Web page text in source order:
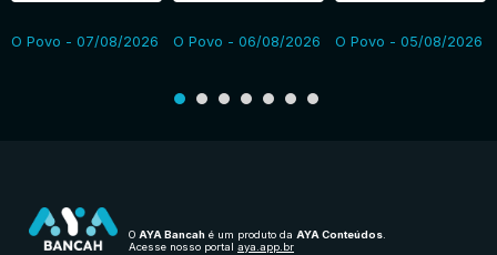
O Povo - 07/08/2026 O Povo - 06/08/2026 O Povo - 05/08/2026
O AYA Bancah é um produto da AYA Conteúdos.
Acesse nosso portal aya.app.br